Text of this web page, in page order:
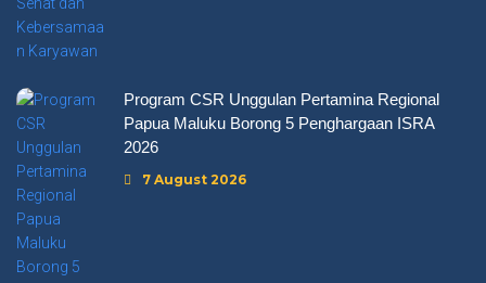
Program CSR Unggulan Pertamina Regional
Papua Maluku Borong 5 Penghargaan ISRA
2026
7 August 2026